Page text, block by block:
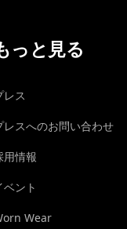
っと見る
レス
レスへのお問い合わせ
用情報
ベント
Wear